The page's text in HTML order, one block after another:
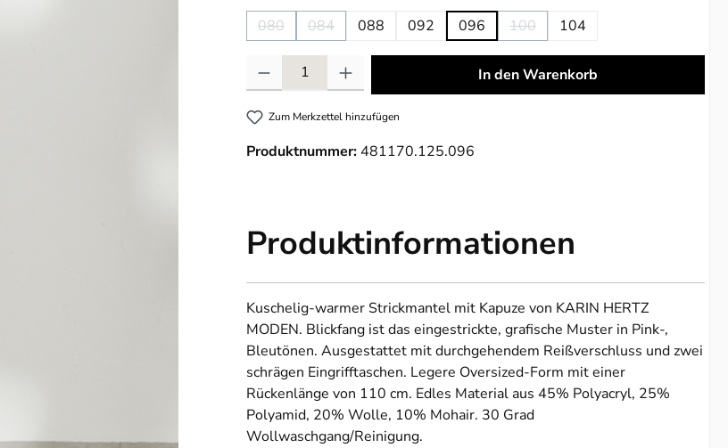
080(Diese Option ist zurzeit nicht verfügbar.)
084(Diese Option ist zurzeit nicht verfügbar.)
088 092 096 100(Diese Option ist zurzeit nicht
104
Produkt Anzahl: Gib den gewünschten Wert ein oder benutze die Schaltflächen um
In den Warenkorb
Zum Merkzettel hinzufügen
Produktnummer:481170.125.096
Produktinformationen
Kuschelig-warmer Strickmantel mit Kapuze von KARIN HERTZ
MODEN. Blickfang ist das eingestrickte, grafische Muster in Pink-,
Bleutönen. Ausgestattet mit durchgehendem Reißverschluss und zwei
schrägen Eingrifftaschen. Legere Oversized-Form mit einer
Rückenlänge von 110 cm. Edles Material aus 45% Polyacryl, 25%
Polyamid, 20% Wolle, 10% Mohair. 30 Grad
Wollwaschgang/Reinigung.